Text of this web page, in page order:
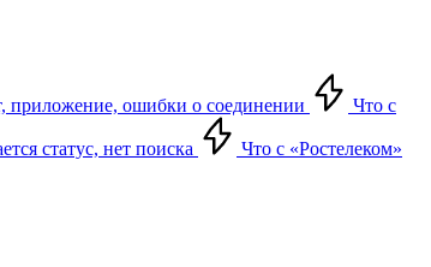
приложение, ошибки о соединении Что с
статус, нет поиска
Что с «Ростелеком»